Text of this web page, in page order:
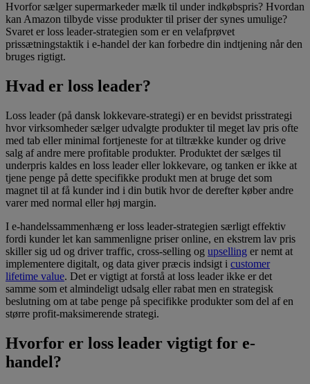
Hvorfor sælger supermarkeder mælk til under indkøbspris? Hvordan
kan Amazon tilbyde visse produkter til priser der synes umulige?
Svaret er loss leader-strategien som er en velafprøvet
prissætningstaktik i e-handel der kan forbedre din indtjening når den
bruges rigtigt.
Hvad er loss leader?
Loss leader (på dansk lokkevare-strategi) er en bevidst prisstrategi
hvor virksomheder sælger udvalgte produkter til meget lav pris ofte
med tab eller minimal fortjeneste for at tiltrække kunder og drive
salg af andre mere profitable produkter. Produktet der sælges til
underpris kaldes en loss leader eller lokkevare, og tanken er ikke at
tjene penge på dette specifikke produkt men at bruge det som
magnet til at få kunder ind i din butik hvor de derefter køber andre
varer med normal eller høj margin.
I e-handelssammenhæng er loss leader-strategien særligt effektiv
fordi kunder let kan sammenligne priser online, en ekstrem lav pris
skiller sig ud og driver traffic, cross-selling og upselling er nemt at
implementere digitalt, og data giver præcis indsigt i customer
lifetime value. Det er vigtigt at forstå at loss leader ikke er det
samme som et almindeligt udsalg eller rabat men en strategisk
beslutning om at tabe penge på specifikke produkter som del af en
større profit-maksimerende strategi.
Hvorfor er loss leader vigtigt for e-
handel?